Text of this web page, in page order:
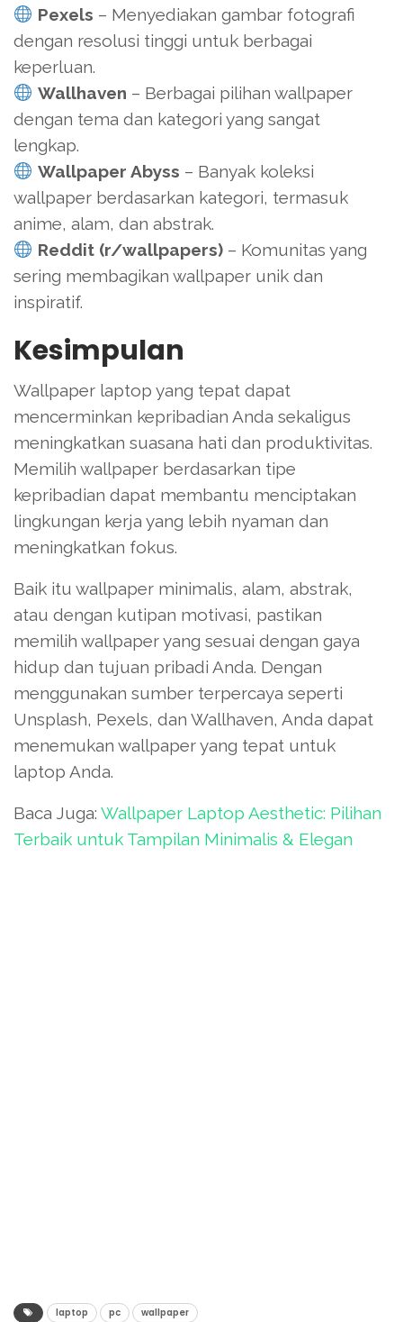
Pexels – Menyediakan gambar fotografi
dengan resolusi tinggi untuk berbagai
keperluan.
Wallhaven – Berbagai pilihan wallpaper
dengan tema dan kategori yang sangat
lengkap.
Wallpaper Abyss – Banyak koleksi
wallpaper berdasarkan kategori, termasuk
anime, alam, dan abstrak.
Reddit (r/wallpapers)– Komunitas yang
sering membagikan wallpaper unik dan
inspiratif.
Kesimpulan
Wallpaper laptop yang tepat dapat
mencerminkan kepribadian Anda sekaligus
meningkatkan suasana hati dan produktivitas.
Memilih wallpaper berdasarkan tipe
kepribadian dapat membantu menciptakan
lingkungan kerja yang lebih nyaman dan
meningkatkan fokus.
Baik itu wallpaper minimalis, alam, abstrak,
atau dengan kutipan motivasi, pastikan
memilih wallpaper yang sesuai dengan gaya
hidup dan tujuan pribadi Anda. Dengan
menggunakan sumber terpercaya seperti
Unsplash, Pexels, dan Wallhaven, Anda dapat
menemukan wallpaper yang tepat untuk
laptop Anda.
Baca Juga: Wallpaper Laptop Aesthetic: Pilihan
Terbaik untuk Tampilan Minimalis & Elegan
laptop pc wallpaper